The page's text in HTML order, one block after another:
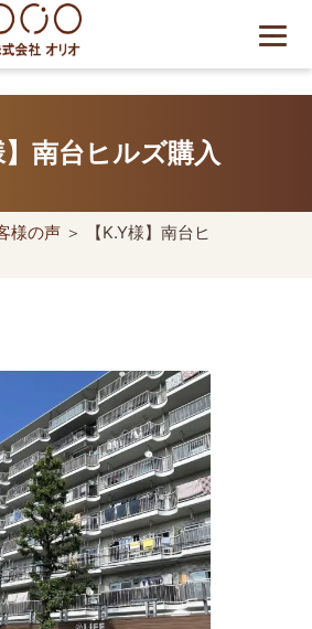
田谷区の相続・空き家・借
却・買取は株式会社Orio
】南台ヒルズ購入
様の声 ＞ 【K.Y様】南台ヒ